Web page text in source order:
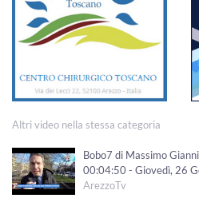
Altri video nella stessa categoria
Bobo7 di Massimo Gianni
00:04:50 - Giovedì, 26
ArezzoTv